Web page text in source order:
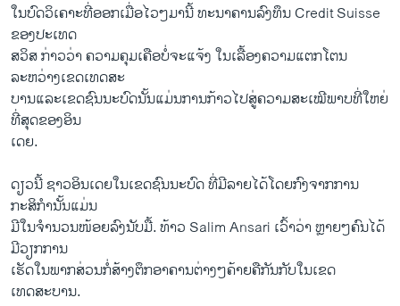
​ໃນ​ບົດ​ວິ​ເຄາະ​ທີ່​ອອກ​ເມື່ອ​ໄວໆ​ມານີ້ ທະນາຄານລົງທຶນ Credit Suisse
ຂອງ​ປະ​ເທດ
ສວິສ ກ່າວ​ວ່າ ຄວາມ​ຄຸມ​ເຄືອ​ບໍ່​ຈະ​ແຈ້ງ ໃນ​ເລື້ອງ​ຄວາມ​ແຕກ​ໂຕນ
ລະຫວ່າງ​ເຂດ​ເທດສະ
ບານ​ແລະ​ເຂດ​ຊົນນະບົດນັ້ນ​ແມ່ນ​ການ​ກ້າວ​ໄປ​ສູ່​ຄວາມ​ສະ​ເໝີ​ພາບທີ່​ໃຫຍ່​
ທີ່ສຸດ​ຂອງ​ອິນ
​ເດຍ.
ດຽວ​ນີ້ ຊາວ​ອິນ​ເດຍ​ໃນ​ເຂດ​ຊົນນະບົດ​ ​ທີ່ມີ​ລາຍ​ໄດ້​ໂດຍ​ກົງ​ຈາກ​ການ​
ກະສິກຳນັ້ນ​ແມ່ນ​
ມີໃນ​ຈໍານວນ​ໜ້ອຍ​ລົງນັບ​ມື້​. ທ້າວ Salim Ansari ​ເວົ້າວ່າ ຫຼາຍໆຄົນໄດ້​
ມີ​ວຽກ​ການ
​ເຮັດ​ໃນພາກສ່ວນ​ກໍ່ສ້າງຕຶກ​ອາຄານ​ຕ່າງໆ​ຄ້າຍຄື​ກັນ​ກັບ​ໃນ​ເຂດ​
ເທດສະບານ.